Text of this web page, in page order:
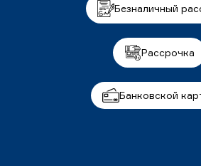
Безналичный
Рассрочка
Банковской